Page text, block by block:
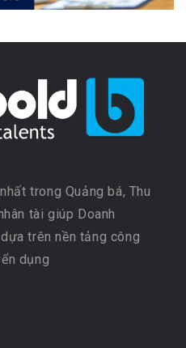
trong Quảng bá, Thu
tài giúp Doanh
trên nền tảng công
dụng